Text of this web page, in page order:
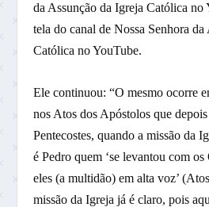
da Assunção da Igreja Católica no
tela do canal de Nossa Senhora
Católica no YouTube.
Ele continuou: “O mesmo ocorre
nos Atos dos Apóstolos que
Pentecostes, quando a missão da
é Pedro quem ‘se levantou com
eles (a multidão) em alta voz’
missão da Igreja já é claro, pois